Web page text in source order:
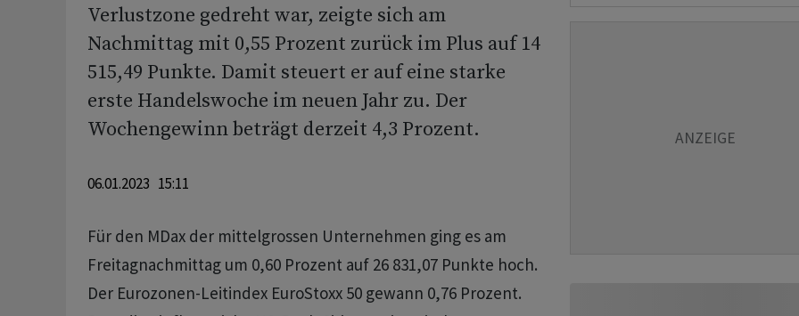
Verlustzone gedreht war, zeigte sich am
Nachmittag mit 0,55 Prozent zurück im Plus auf 14
515,49 Punkte. Damit steuert er auf eine starke
erste Handelswoche im neuen Jahr zu. Der
Wochengewinn beträgt derzeit 4,3 Prozent.
06.01.2023 15:11
Für den MDax der mittelgrossen Unternehmen ging es am
Freitagnachmittag um 0,60 Prozent auf 26 831,07 Punkte hoch.
Der Eurozonen-Leitindex EuroStoxx 50 gewann 0,76 Prozent.